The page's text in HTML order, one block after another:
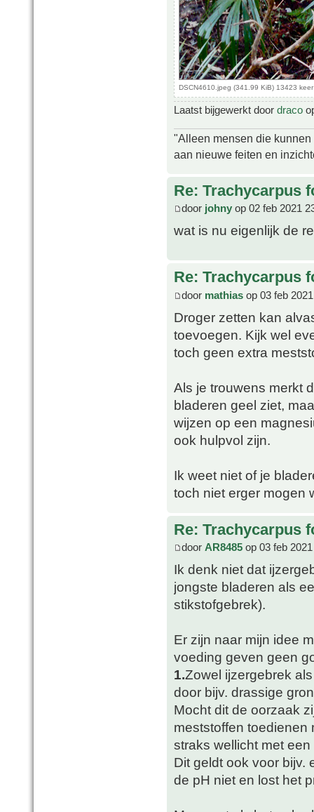
DSCN4610.jpeg (341.99 KiB) 13423
Laatst bijgewerkt door draco
"Alleen mensen die
aan nieuwe feiten en
Re: Trachycarpus
door johny op 02 feb 2021
wat is nu eigenlijk de
Re: Trachycarpus
door mathias op 03 feb
Droger zetten kan
toevoegen. Kijk wel
toch geen extra
Als je trouwens merkt
bladeren geel ziet,
wijzen op een
ook hulpvol zijn.
Ik weet niet of je
toch niet erger mogen
Re: Trachycarpus
door AR8485 op 03 feb
Ik denk niet dat
jongste bladeren als
stikstofgebrek).
Er zijn naar mijn idee
voeding geven geen
1.Zowel ijzergebrek
door bijv. drassige
Mocht dit de oorzaak
meststoffen toedienen
straks wellicht met
Dit geldt ook voor
de pH niet en lost het